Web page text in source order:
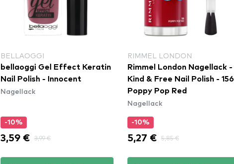
BELLAOGGI
bellaoggi Gel Effect Keratin
Nail Polish - Innocent
Nagellack
-10%
3,59 € 3,99 €
RIMMEL LONDON
Rimmel London Nagellack -
Kind & Free Nail Polish - 156
Poppy Pop Red
Nagellack
-10%
5,27 € 5,85 €